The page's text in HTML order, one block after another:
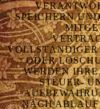
PEICHERN UND
OLLSTÄNDIGER
DER
ERDEN IHRE
TEUER-
ACH ABLAUF